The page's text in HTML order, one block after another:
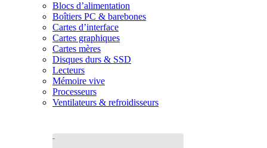
Blocs d’alimentation
Boîtiers PC & barebones
Cartes d’interface
Cartes graphiques
Cartes mères
Disques durs & SSD
Lecteurs
Mémoire vive
Processeurs
Ventilateurs & refroidisseurs